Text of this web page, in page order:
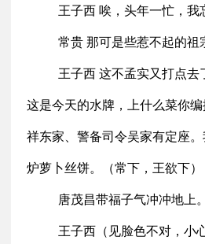
王子西 唉，头年一忙，我
常贵 那可是些惹不起的祖
王子西 这不孟实又打点去
这是今天的水牌，上什么菜你
祥东家、警备司令吴家有定座
炉萝卜丝饼。（常下，王欲下）
唐茂昌带福子气冲冲地上。
王子西（见脸色不对，小